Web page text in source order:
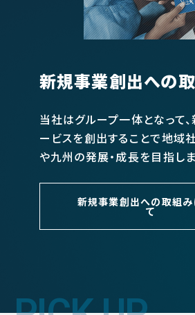
新規事業創出への
当社はグループ一体となって
ービスを創出することで地域
や九州の発展・成長を目指しま
新規事業創出への取組み
て